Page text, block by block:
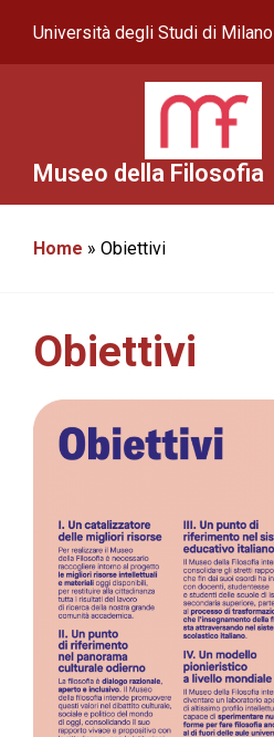
Università degli Studi di Milano
Museo della Filosofia
Home » Obiettivi
Obiettivi